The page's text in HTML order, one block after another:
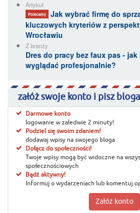
Artykuł
Polecamy
Jak wybrać firmę do
kluczowych kryteriów z
Wrocławiu
Z branży
Dres do pracy bez faux pas -
wyglądać profesjonalnie?
załóż swoje konto i pisz
Darmowe konto
logowanie w zaledwie 2 minuty!
Podziel się swoim zdaniem!
dodawaj wpisy na swojego bloga
Dołącz do społeczności!
Twoje wpisy mogą być widoczne na
społecznościowych
Bądź aktywny!
Informuj o wydarzeniach lub komentuj
Załóż konto